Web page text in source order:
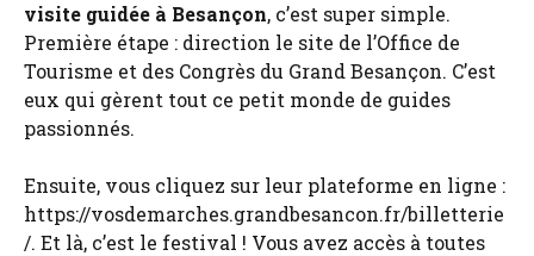
visite guidée à Besançon, c’est super simple.
Première étape : direction le site de l’Office de
Tourisme et des Congrès du Grand Besançon. C’est
eux qui gèrent tout ce petit monde de guides
passionnés.
Ensuite, vous cliquez sur leur plateforme en ligne :
https://vosdemarches.grandbesancon.fr/billetterie
/. Et là, c’est le festival ! Vous avez accès à toutes